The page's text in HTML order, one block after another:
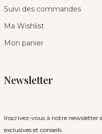
Suivi des commandes
Ma Wishlist
Mon panier
Newsletter
Inscrivez-vous à notre newsletter
exclusives et conseils.